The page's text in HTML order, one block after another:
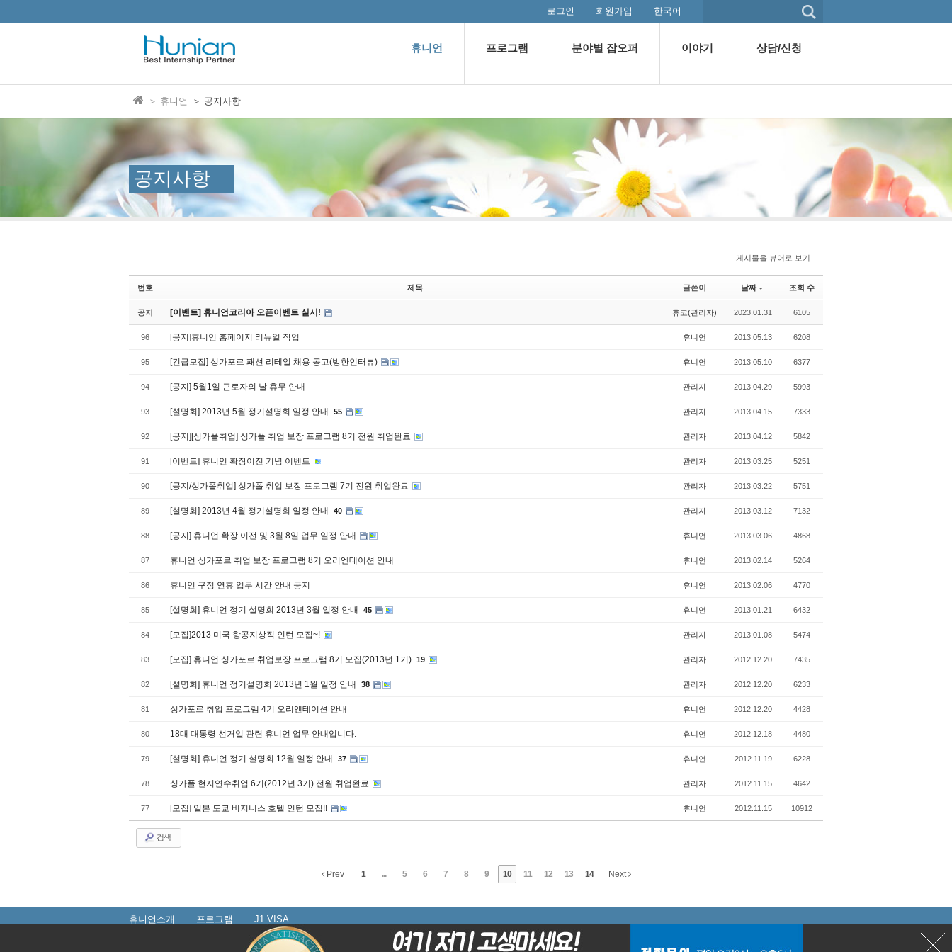
한국어
로그인 회원가입
휴니언 프로그램 분야별 잡오퍼 이야기 상담/신청
＞ 휴니언 ＞ 공지사항
공지사항
게시물을 뷰어로 보기
번호 제목 글쓴이 날짜 조회 수
공지 [이벤트] 휴니언코리아 오픈이벤트 실시! 휴코(관리자) 2023.01.31 6105
96 [공지]휴니언 홈페이지 리뉴얼 작업 휴니언 2013.05.13 6208
95 [긴급모집] 싱가포르 패션 리테일 채용 공고(방한인터뷰) 휴니언 2013.05.10 6377
94 [공지] 5월1일 근로자의 날 휴무 안내 관리자 2013.04.29 5993
93 [설명회] 2013년 5월 정기설명회 일정 안내 55 관리자 2013.04.15 7333
92 [공지][싱가폴취업] 싱가폴 취업 보장 프로그램 8기 전원 취업완료 관리자 2013.04.12 5842
91 [이벤트] 휴니언 확장이전 기념 이벤트 관리자 2013.03.25 5251
90 [공지/싱가폴취업] 싱가폴 취업 보장 프로그램 7기 전원 취업완료 관리자 2013.03.22 5751
89 [설명회] 2013년 4월 정기설명회 일정 안내 40 관리자 2013.03.12 7132
88 [공지] 휴니언 확장 이전 및 3월 8일 업무 일정 안내 휴니언 2013.03.06 4868
87 휴니언 싱가포르 취업 보장 프로그램 8기 오리엔테이션 안내 휴니언 2013.02.14 5264
86 휴니언 구정 연휴 업무 시간 안내 공지 휴니언 2013.02.06 4770
85 [설명회] 휴니언 정기 설명회 2013년 3월 일정 안내 45 휴니언 2013.01.21 6432
84 [모집]2013 미국 항공지상직 인턴 모집~! 관리자 2013.01.08 5474
83 [모집] 휴니언 싱가포르 취업보장 프로그램 8기 모집(2013년 1기) 19 관리자 2012.12.20 7435
82 [설명회] 휴니언 정기설명회 2013년 1월 일정 안내 38 관리자 2012.12.20 6233
81 싱가포르 취업 프로그램 4기 오리엔테이션 안내 휴니언 2012.12.20 4428
80 18대 대통령 선거일 관련 휴니언 업무 안내입니다. 휴니언 2012.12.18 4480
79 [설명회] 휴니언 정기 설명회 12월 일정 안내 37 휴니언 2012.11.19 6228
78 싱가폴 현지연수취업 6기(2012년 3기) 전원 취업완료 관리자 2012.11.15 4642
77 [모집] 일본 도쿄 비지니스 호텔 인턴 모집!! 휴니언 2012.11.15 10912
검색
Prev 1 ... 5 6 7 8 9 10 11 12 13 14 Next
휴니언소개 프로그램 J1 VISA
Sketchbook5, 스케치북5
Sketchbook5, 스케치북5